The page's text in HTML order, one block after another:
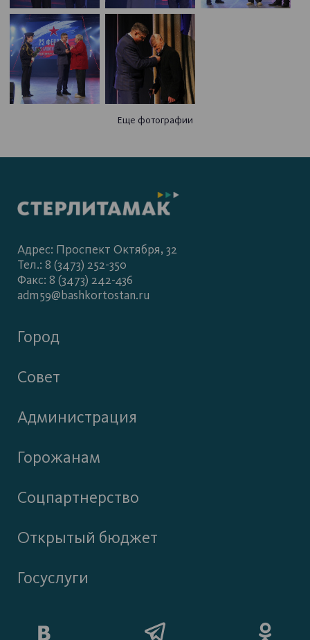
Еще фотографии
Адрес: Проспект Октября, 32
Тел.: 8 (3473) 252-350
Факс: 8 (3473) 242-436
adm59@bashkortostan.ru
Город
Совет
Администрация
Горожанам
Соцпартнерство
Открытый бюджет
Госуслуги